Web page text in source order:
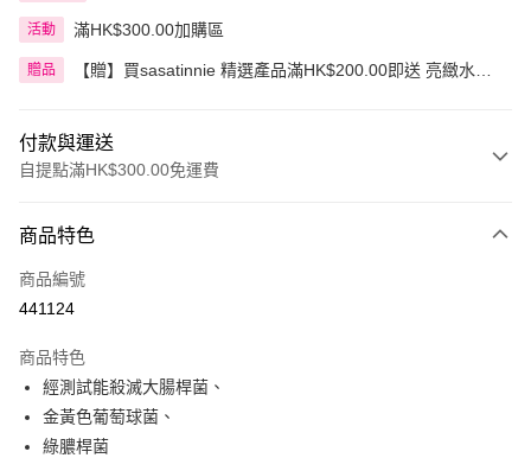
活動 滿HK$300.00加購區
贈品
【贈】買sasatinnie 精選產品滿HK$200.00即送 亮緻水嫩
付款與運送
自提點滿HK$300.00免運費
信用卡
Apple Pay
PayMe
WeChat Pay
商品特色
商品編號
441124
商品特色
經測試能殺滅大腸桿菌、
金黃色葡萄球菌、
綠膿桿菌